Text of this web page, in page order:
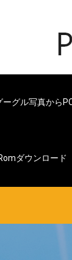
ーグル写真から
ダウンロード